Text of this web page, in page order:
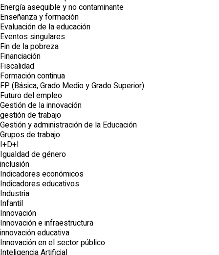
Energía asequible y no contaminante
Enseñanza y formación
Evaluación de la educación
Eventos singulares
Fin de la pobreza
Financiación
Fiscalidad
Formación continua
FP (Básica, Grado Medio y Grado Superior)
Futuro del empleo
Gestión de la innovación
gestión de trabajo
Gestión y administración de la Educación
Grupos de trabajo
I+D+I
Igualdad de género
inclusión
Indicadores económicos
Indicadores educativos
Industria
Infantil
Innovación
Innovación e infraestructura
innovación educativa
Innovación en el sector público
Inteligencia Artificial